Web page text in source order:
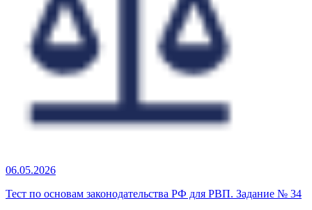
06.05.2026
Тест по основам законодательства РФ для РВП. Задание № 34